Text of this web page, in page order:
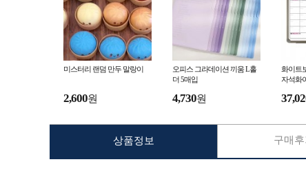
미스터리 랜덤 만두 말랑이
2,600원
오피스 그라데이션 끼움 L홀
더 5매입
4,730원
화이트
자석화
화이트
상품정보 구매